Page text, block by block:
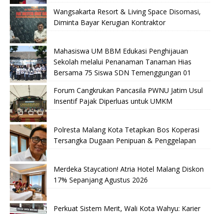
Wangsakarta Resort & Living Space Disomasi,
Diminta Bayar Kerugian Kontraktor
Mahasiswa UM BBM Edukasi Penghijauan
Sekolah melalui Penanaman Tanaman Hias
Bersama 75 Siswa SDN Temenggungan 01
Forum Cangkrukan Pancasila PWNU Jatim Usul
Insentif Pajak Diperluas untuk UMKM
Polresta Malang Kota Tetapkan Bos Koperasi
Tersangka Dugaan Penipuan & Penggelapan
Merdeka Staycation! Atria Hotel Malang Diskon
17% Sepanjang Agustus 2026
Perkuat Sistem Merit, Wali Kota Wahyu: Karier